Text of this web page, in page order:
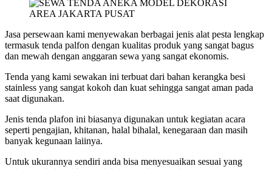
Jasa persewaan kami menyewakan berbagai jenis alat pesta lengkap
termasuk tenda palfon dengan kualitas produk yang sangat bagus
dan mewah dengan anggaran sewa yang sangat ekonomis.
Tenda yang kami sewakan ini terbuat dari bahan kerangka besi
stainless yang sangat kokoh dan kuat sehingga sangat aman pada
saat digunakan.
Jenis tenda plafon ini biasanya digunakan untuk kegiatan acara
seperti pengajian, khitanan, halal bihalal, kenegaraan dan masih
banyak kegunaan laiinya.
Untuk ukurannya sendiri anda bisa menyesuaikan sesuai yang